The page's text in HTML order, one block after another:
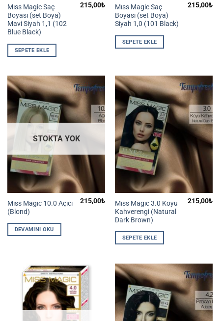
Mıss Magic Saç
Boyası (set Boya)
Mavi Siyah 1,1 (102
Blue Black)
215,00₺
SEPETE EKLE
Mıss Magic Saç
Boyası (set Boya)
Siyah 1,0 (101 Black)
215,00₺
SEPETE EKLE
STOKTA YOK
Mıss Magıc 10.0 Açıcı
(Blond)
215,00₺
DEVAMINI OKU
Mıss Magıc 3.0 Koyu
Kahverengi (Natural
Dark Brown)
215,00₺
SEPETE EKLE